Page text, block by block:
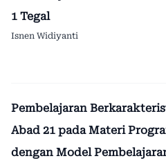
1 Tegal
Isnen Widiyanti
Pembelajaran
Abad 21 pada Materi
dengan Model